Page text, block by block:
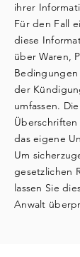
ihrer
Für den Fall
diese
über Waren,
Bedingungen
der
umfassen.
das eigene
Um
gesetzlichen
lassen Sie
Anwalt